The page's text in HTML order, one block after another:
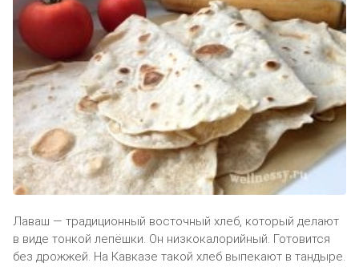
Лаваш — традиционный восточный хлеб, который делают
в виде тонкой лепёшки. Он низкокалорийный. Готовится
без дрожжей. На Кавказе такой хлеб выпекают в тандыре.